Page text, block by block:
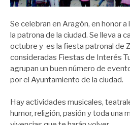
Se celebran en Aragón, en honor a
la patrona de la ciudad. Se lleva a
octubre y es la fiesta patronal de
consideradas Fiestas de Interés
agrupan un buen número de
por el Ayuntamiento de la ciudad.
Hay actividades musicales,
humor, religión, pasión y toda una